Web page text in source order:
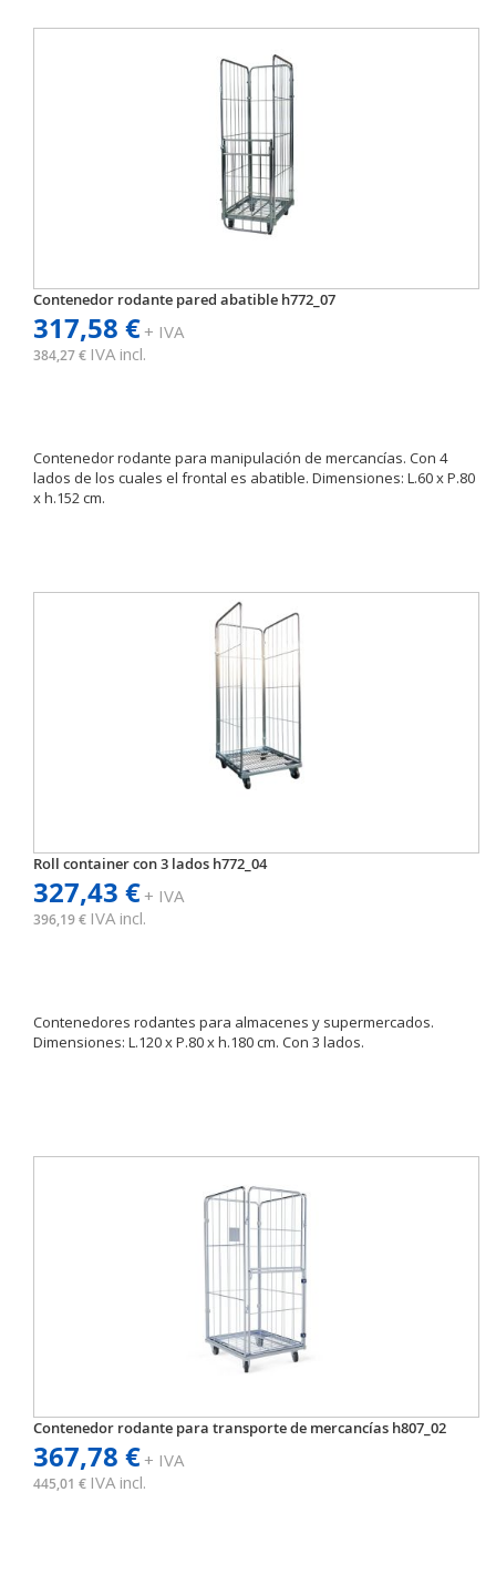
Contenedor rodante pared abatible h772_07
317,58 €+ IVA
384,27 € IVA incl.
Contenedor rodante para manipulación de mercancías. Con 4
lados de los cuales el frontal es abatible. Dimensiones: L.60 x P.80
x h.152 cm.
Roll container con 3 lados h772_04
327,43 €+ IVA
396,19 € IVA incl.
Contenedores rodantes para almacenes y supermercados.
Dimensiones: L.120 x P.80 x h.180 cm. Con 3 lados.
Contenedor rodante para transporte de mercancías h807_02
367,78 €+ IVA
445,01 € IVA incl.